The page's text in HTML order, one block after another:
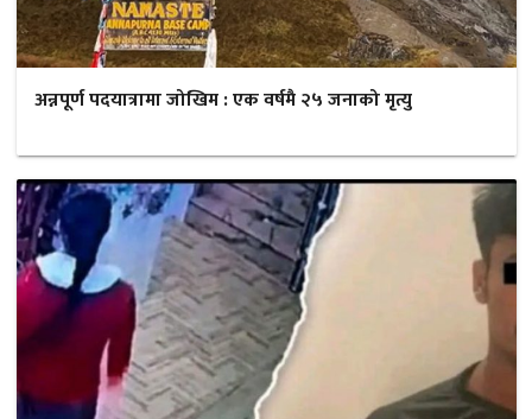
अन्नपूर्ण पदयात्रामा जोखिम : एक वर्षमै २५ जनाको मृत्यु